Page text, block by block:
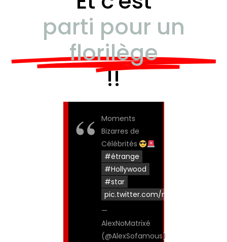
parti pour un
florilège
!!
Moments
Bizarres de
Célébrités
#étrange
#Hollywood
#star
pic.twitter.com/rSvJKNqV6d
—
AlexNoMatrixé
(@AlexSofamous)